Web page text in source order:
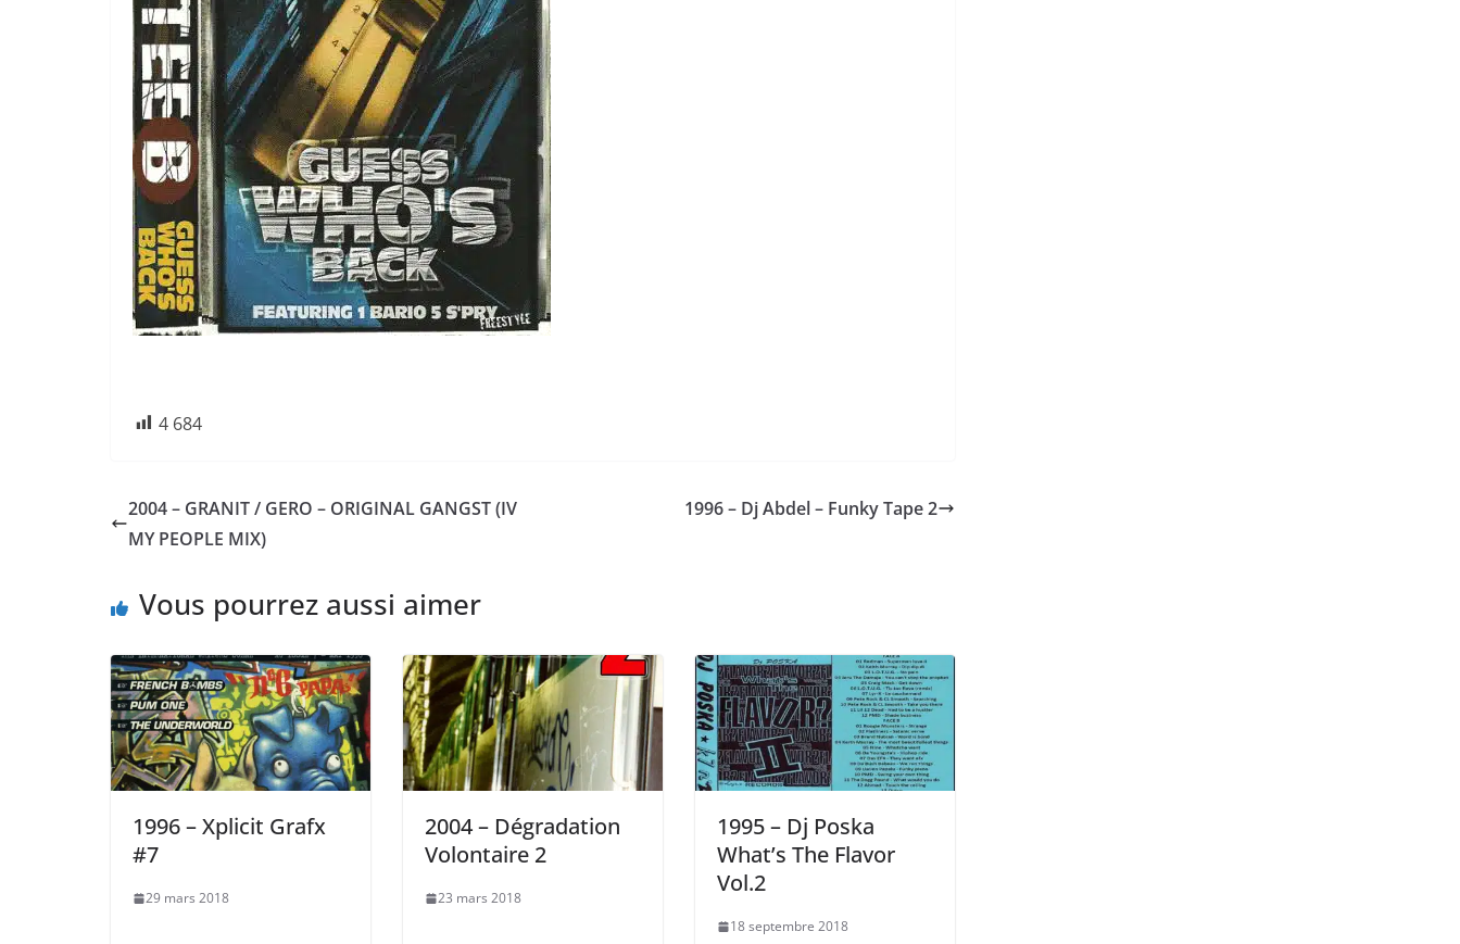
4 684
2004 – GRANIT / GERO – ORIGINAL GANGST (IV
MY PEOPLE MIX)
1996 – Dj Abdel – Funky Tape 2
Vous pourrez aussi aimer
1996 – Xplicit Grafx
#7
29 mars 2018
2004 – Dégradation
Volontaire 2
23 mars 2018
1995 – Dj Poska
What’s The Flavor
Vol.2
18 septembre 2018